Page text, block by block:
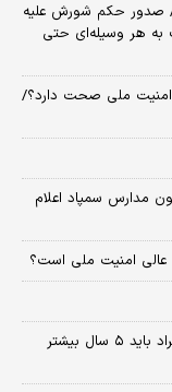
صدور حکم شورش علیه
به هر وسیله‌ای حتی
امنیت ملی صحت دارد؟/
مدارس سمپاد اعلام
‌عالی امنیت ملی است؟
جزئیات صدور احکام بازنشستگی اعلام شد/ این افراد باید ۵ سال بیشتر